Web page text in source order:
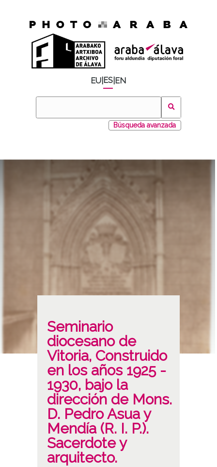
EU ES EN
Búsqueda avanzada
Seminario
diocesano de
Vitoria, Construido
en los años 1925 -
1930, bajo la
dirección de Mons.
D. Pedro Asua y
Mendía (R. I. P.).
Sacerdote y
arquitecto.